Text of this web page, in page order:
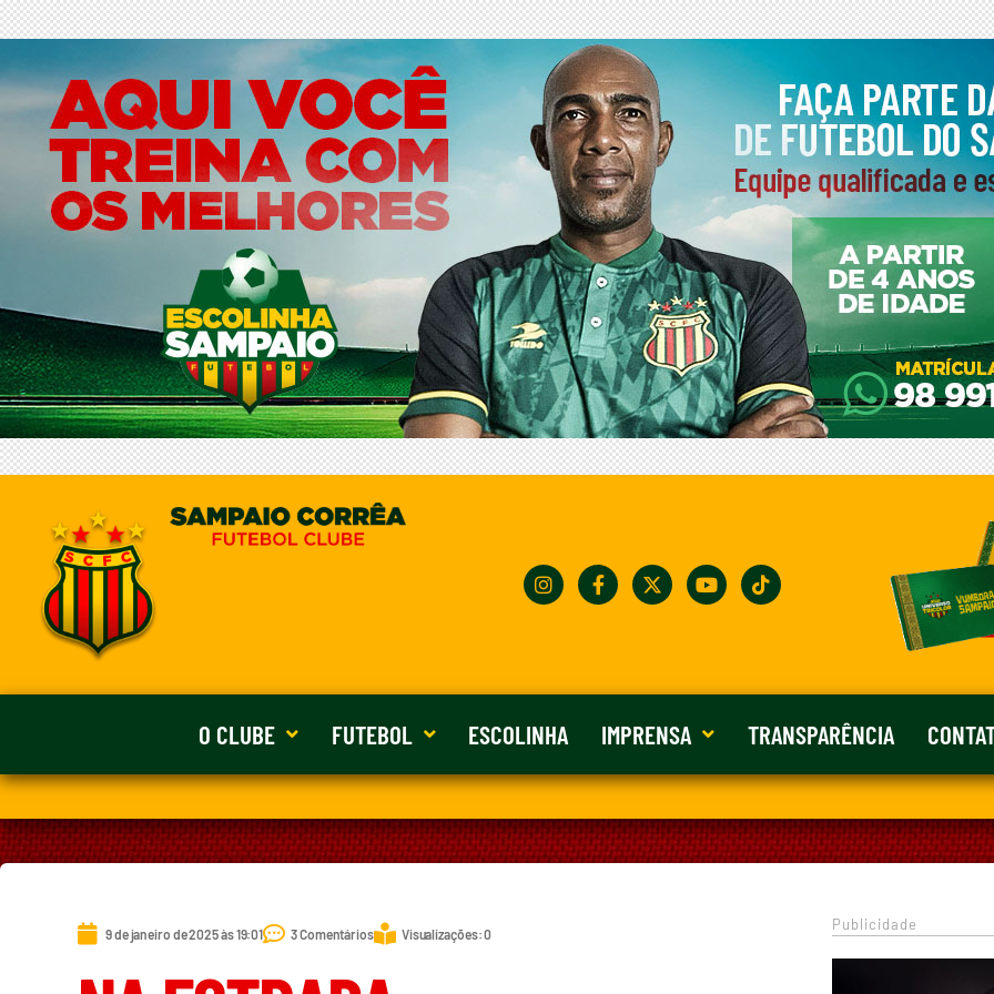
O CLUBE FUTEBOL ESCOLINHA IMPRENSA TRANSPARÊNCIA
9 de janeiro de 2025 às 19:01 3 Comentários Visualizações: 0
Publicidade